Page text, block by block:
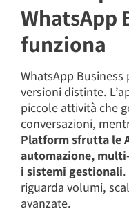
WhatsApp
funziona
WhatsApp
versioni distinte.
piccole attività che
conversazioni,
Platform sfrutta le
automazione,
i sistemi gestionali
riguarda volumi,
avanzate.